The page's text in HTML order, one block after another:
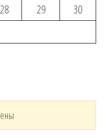
28 29
30